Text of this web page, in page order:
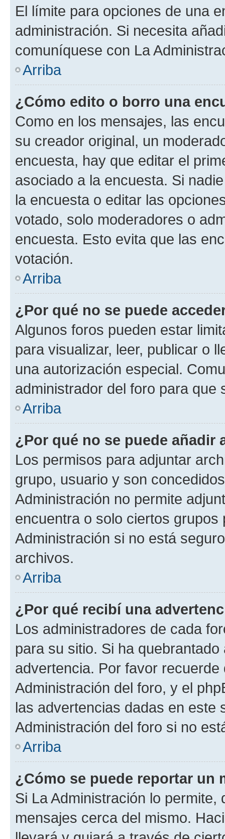
El límite para opciones de una
administración. Si necesita
comuníquese con La
Arriba
¿Cómo edito o borro una
Como en los mensajes, las
su creador original, un
encuesta, hay que editar el
asociado a la encuesta. Si
la encuesta o editar las
votado, solo moderadores o
encuesta. Esto evita que las
votación.
Arriba
¿Por qué no se puede
Algunos foros pueden estar
para visualizar, leer, publicar o
una autorización especial.
administrador del foro para que
Arriba
¿Por qué no se puede añadir
Los permisos para adjuntar
grupo, usuario y son
Administración no permite
encuentra o solo ciertos
Administración si no está
archivos.
Arriba
¿Por qué recibí una
Los administradores de cada
para su sitio. Si ha
advertencia. Por favor
Administración del foro, y el
las advertencias dadas en este
Administración del foro si no
Arriba
¿Cómo se puede reportar un
Si La Administración lo
mensajes cerca del mismo.